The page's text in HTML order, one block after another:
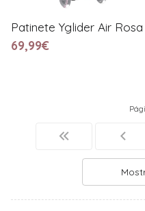
Patinete Yglider Air Rosa
69,99€